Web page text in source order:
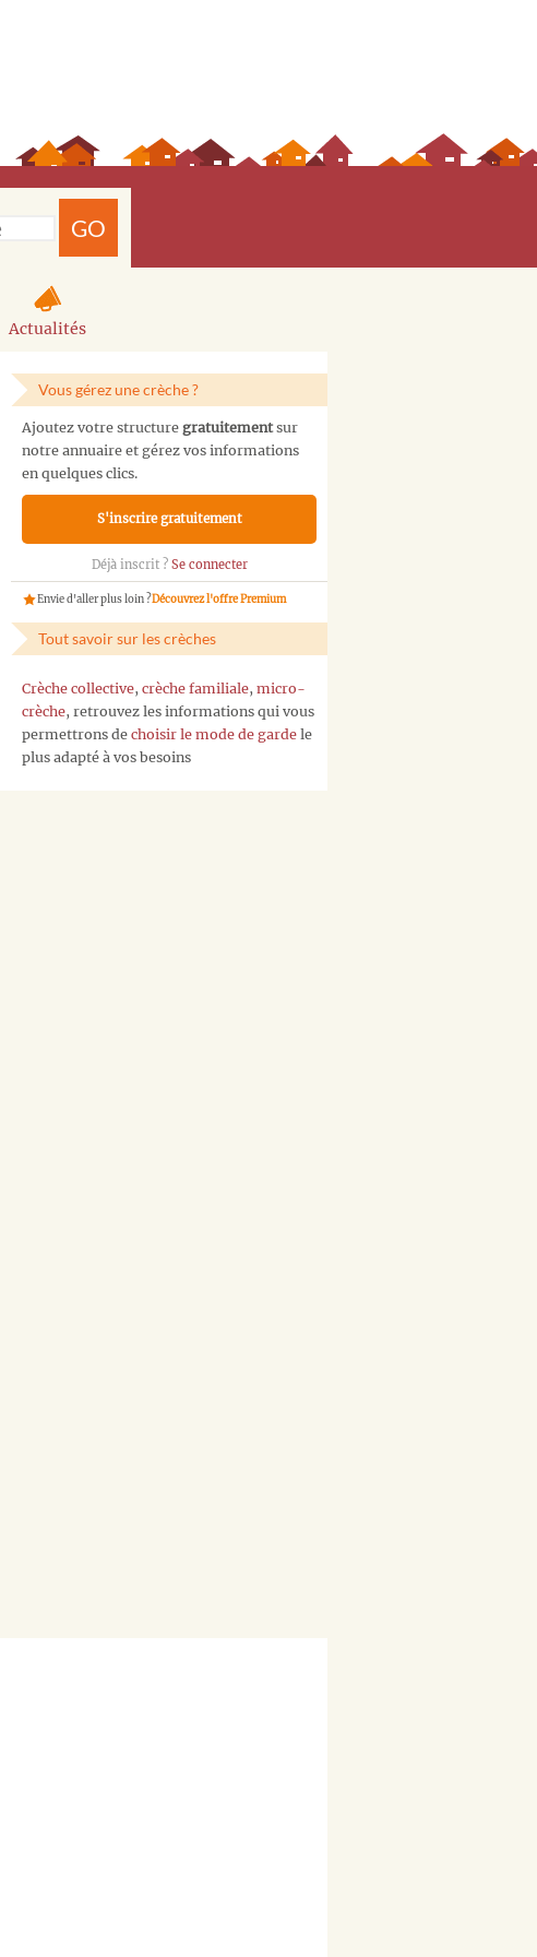
GO
Actualités
Vous gérez une crèche ?
Ajoutez votre structure gratuitementsur
notre annuaire et gérez vos informations
en quelques clics.
S'inscrire gratuitement
Déjà inscrit ? Se connecter
Envie d'aller plus loin ?Découvrez l'offre Premium
Tout savoir sur les crèches
Crèche collective, crèche familiale, micro-
crèche, retrouvez les informations qui vous
permettrons de choisir le mode de garde le
plus adapté à vos besoins